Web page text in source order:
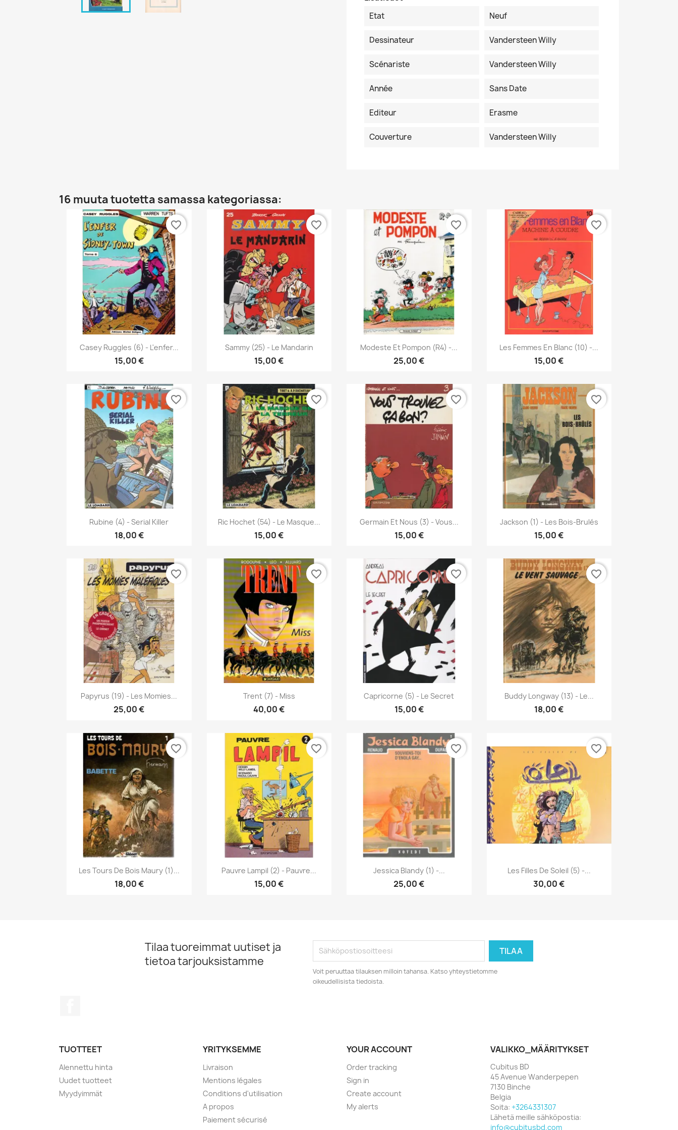
Etat
Neuf
Dessinateur Vandersteen Willy
Scénariste Vandersteen Willy
Année Sans Date
Editeur Erasme
Couverture Vandersteen Willy
16 muuta tuotetta samassa kategoriassa:
Pikakatselu
Casey Ruggles (6) - L'enfer...
15,00 €
favorite_border
 Pikakatselu
Sammy (25) - Le Mandarin
15,00 €
favorite_border
 Pikakatselu
Modeste Et Pompon (R4) -...
25,00 €
favorite_border
Pikakatselu
Les Femmes En Blanc (10) -...
15,00 €
favorite_border
Pikakatselu
Rubine (4) - Serial Killer
18,00 €
favorite_border
Pikakatselu
Ric Hochet (54) - Le Masque...
15,00 €
favorite_border
Pikakatselu
Germain Et Nous (3) - Vous...
15,00 €
favorite_border
Pikakatselu
Jackson (1) - Les Bois-Brulés
15,00 €
favorite_border
Pikakatselu
Papyrus (19) - Les Momies...
25,00 €
favorite_border
Pikakatselu
Trent (7) - Miss
40,00 €
favorite_border
Pikakatselu
Capricorne (5) - Le Secret
15,00 €
favorite_border
Pikakatselu
Buddy Longway (13) - Le...
18,00 €
favorite_border
 Pikakatselu
Les Tours De Bois Maury (1)...
18,00 €
favorite_border
Pikakatselu
Pauvre Lampil (2) - Pauvre...
15,00 €
favorite_border
Pikakatselu
Jessica Blandy (1) -...
25,00 €
favorite_border
Pikakatselu
Les Filles De Soleil (5) -...
30,00 €
favorite_border
Tilaa tuoreimmat uutiset ja
tietoa tarjouksistamme
Voit peruuttaa tilauksen milloin tahansa. Katso yhteystietomme
oikeudellisista tiedoista.
TUOTTEET
Alennettu hinta
Uudet tuotteet
Myydyimmät
YRITYKSEMME
Livraison
Mentions légales
Conditions d'utilisation
A propos
Paiement sécurisé
YOUR ACCOUNT
Order tracking
Sign in
Create account
My alerts
VALIKKO_MÄÄRITYKSET
Cubitus BD
45 Avenue Wanderpepen
7130 Binche
Belgia
Soita: +3264331307
Lähetä meille sähköpostia:
info@cubitusbd.com